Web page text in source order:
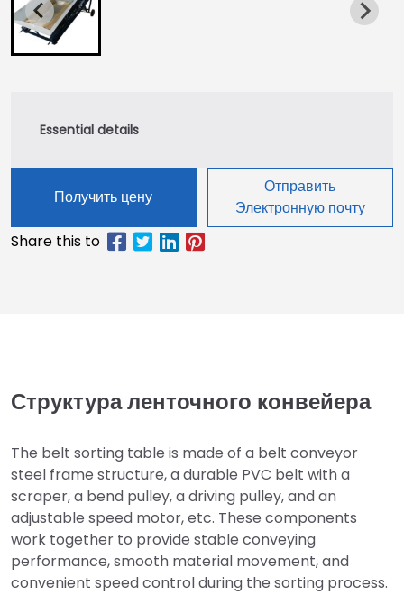
Получить цену
Отправить
Электронную почту
Структура ленточного конвейера
The belt sorting table is made of a belt conveyor
steel frame structure, a durable PVC belt with a
scraper, a bend pulley, a driving pulley, and an
adjustable speed motor, etc. These components
work together to provide stable conveying
performance, smooth material movement, and
convenient speed control during the sorting process.